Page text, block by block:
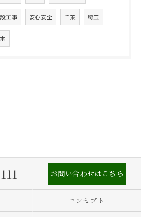
工事 安心安全 千葉 埼玉
お問い合わせはこちら
コンセプト